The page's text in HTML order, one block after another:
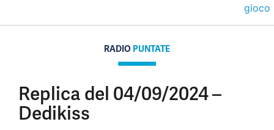
gioco
RADIO PUNTATE
Replica del 04/09/2024 –
Dedikiss